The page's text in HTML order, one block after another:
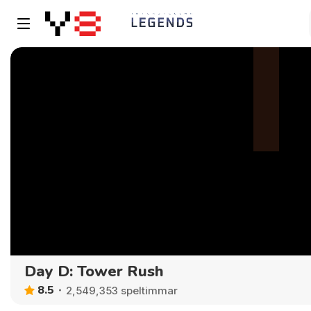
Day D: Tower Rush
8.5 2,549,353 speltimmar